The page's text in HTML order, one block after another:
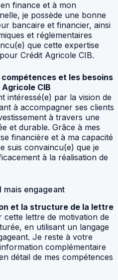
finance et à mon
je possède une bonne
bancaire et financier, ainsi
et réglementaires
que cette expertise
Crédit Agricole CIB.
et les besoins
CIB
intéressé(e) par la vision de
à accompagner ses clients
à travers une
et durable. Grâce à mes
financière et à ma capacité
suis convaincu(e) que je
à la réalisation de
mais engageant
et la structure de la lettre
cette lettre de motivation de
en utilisant un langage
Je reste à votre
complémentaire
détail de mes compétences